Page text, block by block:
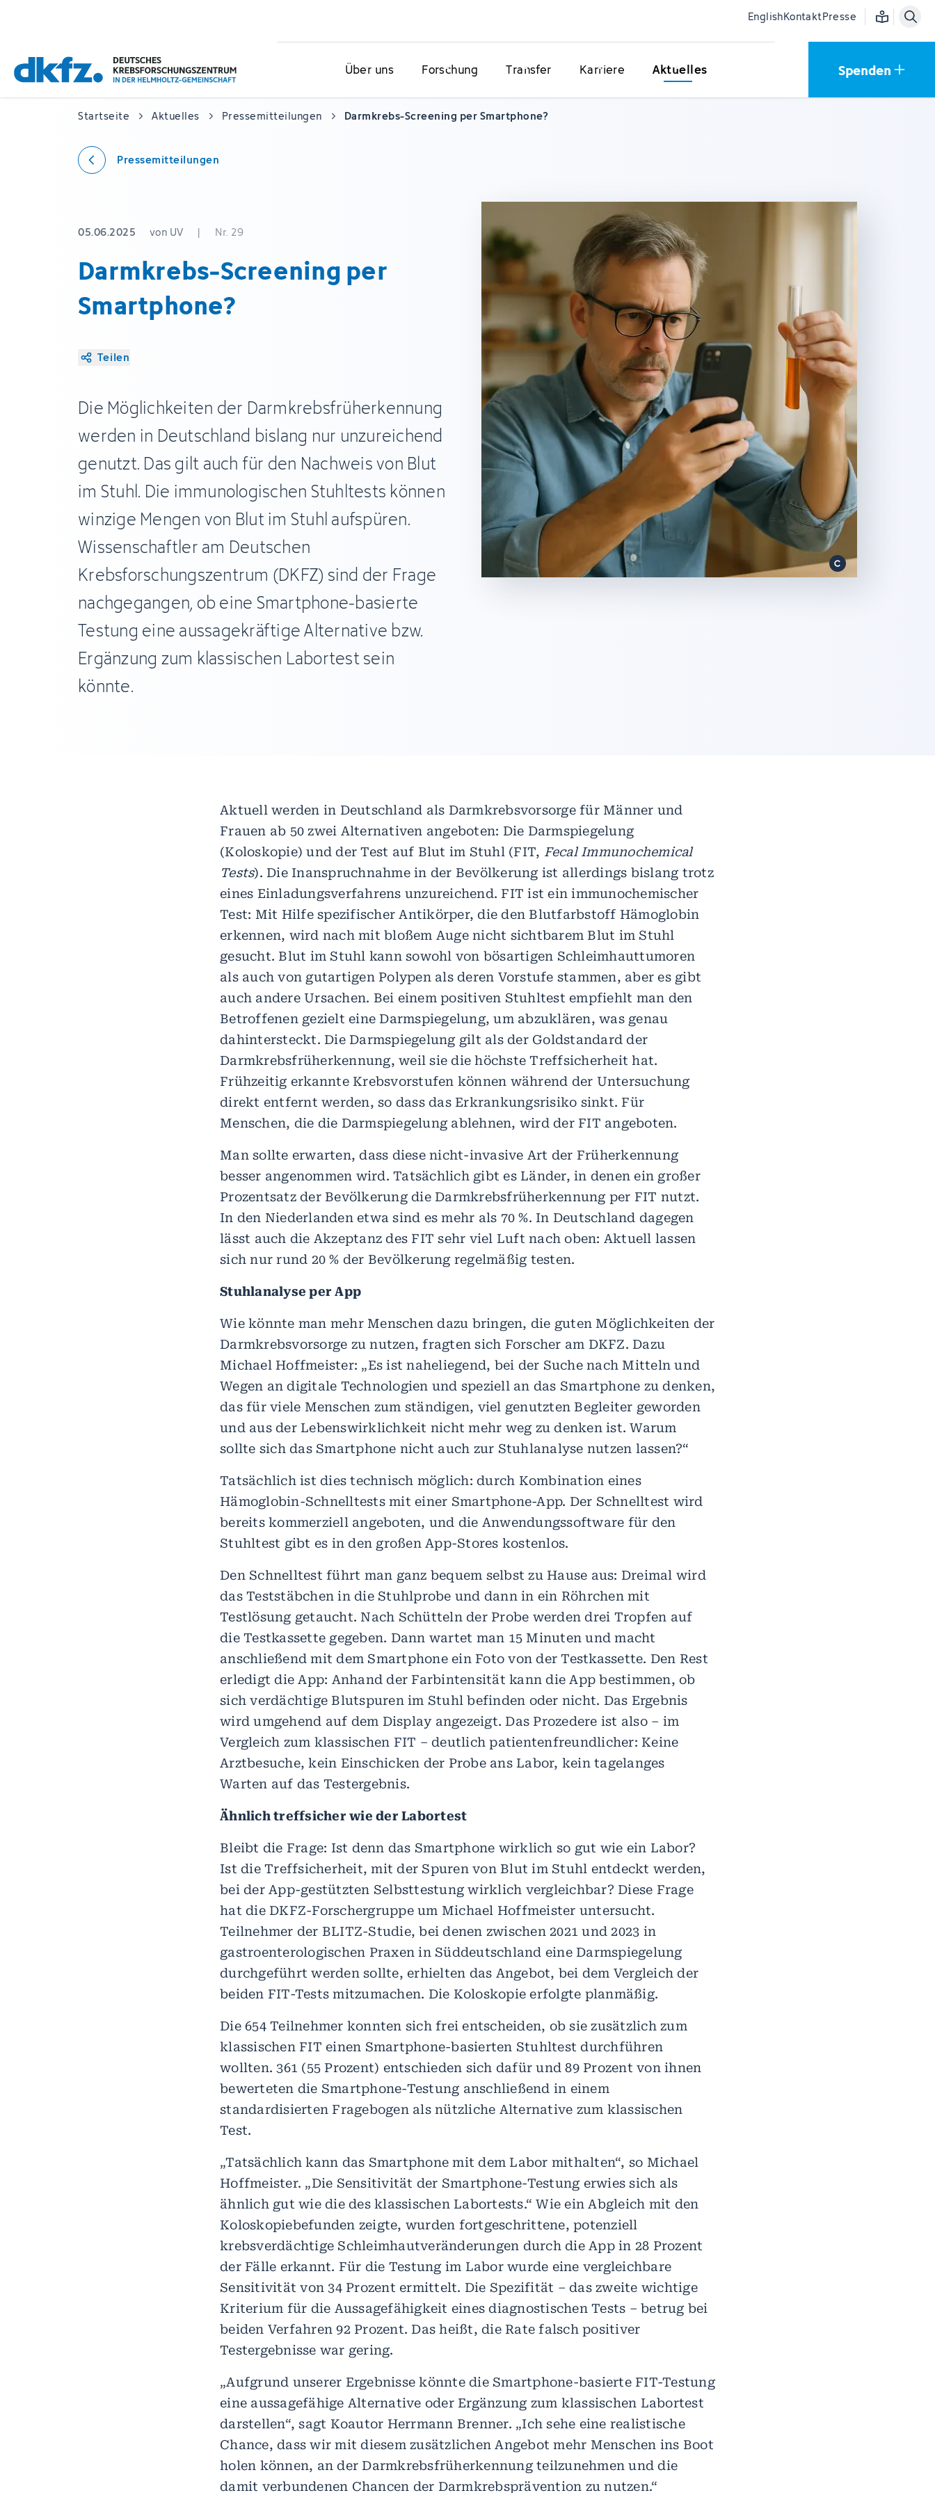
EnglishKontaktPresse Einfache
Über uns Forschung Transfer Karriere Aktuelles Spenden
Startseite Aktuelles Pressemitteilungen Darmkrebs-Screening per Smartphone?
Pressemitteilungen
05.06.2025 von UV | Nr. 29
Darmkrebs-Screening per
Smartphone?
Teilen
Die Möglichkeiten der Darmkrebsfrüherkennung
werden in Deutschland bislang nur unzureichend
genutzt. Das gilt auch für den Nachweis von Blut
im Stuhl. Die immunologischen Stuhltests können
winzige Mengen von Blut im Stuhl aufspüren.
Wissenschaftler am Deutschen
Krebsforschungszentrum (DKFZ) sind der Frage
nachgegangen, ob eine Smartphone-basierte
Testung eine aussagekräftige Alternative bzw.
Ergänzung zum klassischen Labortest sein
könnte.
Aktuell werden in Deutschland als Darmkrebsvorsorge für Männer und
Frauen ab 50 zwei Alternativen angeboten: Die Darmspiegelung
(Koloskopie) und der Test auf Blut im Stuhl (FIT, Fecal Immunochemical
Tests). Die Inanspruchnahme in der Bevölkerung ist allerdings bislang trotz
eines Einladungsverfahrens unzureichend. FIT ist ein immunochemischer
Test: Mit Hilfe spezifischer Antikörper, die den Blutfarbstoff Hämoglobin
erkennen, wird nach mit bloßem Auge nicht sichtbarem Blut im Stuhl
gesucht. Blut im Stuhl kann sowohl von bösartigen Schleimhauttumoren
als auch von gutartigen Polypen als deren Vorstufe stammen, aber es gibt
auch andere Ursachen. Bei einem positiven Stuhltest empfiehlt man den
Betroffenen gezielt eine Darmspiegelung, um abzuklären, was genau
dahintersteckt. Die Darmspiegelung gilt als der Goldstandard der
Darmkrebsfrüherkennung, weil sie die höchste Treffsicherheit hat.
Frühzeitig erkannte Krebsvorstufen können während der Untersuchung
direkt entfernt werden, so dass das Erkrankungsrisiko sinkt. Für
Menschen, die die Darmspiegelung ablehnen, wird der FIT angeboten.
Man sollte erwarten, dass diese nicht-invasive Art der Früherkennung
besser angenommen wird. Tatsächlich gibt es Länder, in denen ein großer
Prozentsatz der Bevölkerung die Darmkrebsfrüherkennung per FIT nutzt.
In den Niederlanden etwa sind es mehr als 70 %. In Deutschland dagegen
lässt auch die Akzeptanz des FIT sehr viel Luft nach oben: Aktuell lassen
sich nur rund 20 % der Bevölkerung regelmäßig testen.
Stuhlanalyse per App
Wie könnte man mehr Menschen dazu bringen, die guten Möglichkeiten der
Darmkrebsvorsorge zu nutzen, fragten sich Forscher am DKFZ. Dazu
Michael Hoffmeister: „Es ist naheliegend, bei der Suche nach Mitteln und
Wegen an digitale Technologien und speziell an das Smartphone zu denken,
das für viele Menschen zum ständigen, viel genutzten Begleiter geworden
und aus der Lebenswirklichkeit nicht mehr weg zu denken ist. Warum
sollte sich das Smartphone nicht auch zur Stuhlanalyse nutzen lassen?“
Tatsächlich ist dies technisch möglich: durch Kombination eines
Hämoglobin-Schnelltests mit einer Smartphone-App. Der Schnelltest wird
bereits kommerziell angeboten, und die Anwendungssoftware für den
Stuhltest gibt es in den großen App-Stores kostenlos.
Den Schnelltest führt man ganz bequem selbst zu Hause aus: Dreimal wird
das Teststäbchen in die Stuhlprobe und dann in ein Röhrchen mit
Testlösung getaucht. Nach Schütteln der Probe werden drei Tropfen auf
die Testkassette gegeben. Dann wartet man 15 Minuten und macht
anschließend mit dem Smartphone ein Foto von der Testkassette. Den Rest
erledigt die App: Anhand der Farbintensität kann die App bestimmen, ob
sich verdächtige Blutspuren im Stuhl befinden oder nicht. Das Ergebnis
wird umgehend auf dem Display angezeigt. Das Prozedere ist also – im
Vergleich zum klassischen FIT – deutlich patientenfreundlicher: Keine
Arztbesuche, kein Einschicken der Probe ans Labor, kein tagelanges
Warten auf das Testergebnis.
Ähnlich treffsicher wie der Labortest
Bleibt die Frage: Ist denn das Smartphone wirklich so gut wie ein Labor?
Ist die Treffsicherheit, mit der Spuren von Blut im Stuhl entdeckt werden,
bei der App-gestützten Selbsttestung wirklich vergleichbar? Diese Frage
hat die DKFZ-Forschergruppe um Michael Hoffmeister untersucht.
Teilnehmer der BLITZ-Studie, bei denen zwischen 2021 und 2023 in
gastroenterologischen Praxen in Süddeutschland eine Darmspiegelung
durchgeführt werden sollte, erhielten das Angebot, bei dem Vergleich der
beiden FIT-Tests mitzumachen. Die Koloskopie erfolgte planmäßig.
Die 654 Teilnehmer konnten sich frei entscheiden, ob sie zusätzlich zum
klassischen FIT einen Smartphone-basierten Stuhltest durchführen
wollten. 361 (55 Prozent) entschieden sich dafür und 89 Prozent von ihnen
bewerteten die Smartphone-Testung anschließend in einem
standardisierten Fragebogen als nützliche Alternative zum klassischen
Test.
„Tatsächlich kann das Smartphone mit dem Labor mithalten“, so Michael
Hoffmeister. „Die Sensitivität der Smartphone-Testung erwies sich als
ähnlich gut wie die des klassischen Labortests.“ Wie ein Abgleich mit den
Koloskopiebefunden zeigte, wurden fortgeschrittene, potenziell
krebsverdächtige Schleimhautveränderungen durch die App in 28 Prozent
der Fälle erkannt. Für die Testung im Labor wurde eine vergleichbare
Sensitivität von 34 Prozent ermittelt. Die Spezifität – das zweite wichtige
Kriterium für die Aussagefähigkeit eines diagnostischen Tests – betrug bei
beiden Verfahren 92 Prozent. Das heißt, die Rate falsch positiver
Testergebnisse war gering.
„Aufgrund unserer Ergebnisse könnte die Smartphone-basierte FIT-Testung
eine aussagefähige Alternative oder Ergänzung zum klassischen Labortest
darstellen“, sagt Koautor Herrmann Brenner. „Ich sehe eine realistische
Chance, dass wir mit diesem zusätzlichen Angebot mehr Menschen ins Boot
holen können, an der Darmkrebsfrüherkennung teilzunehmen und die
damit verbundenen Chancen der Darmkrebsprävention zu nutzen.“